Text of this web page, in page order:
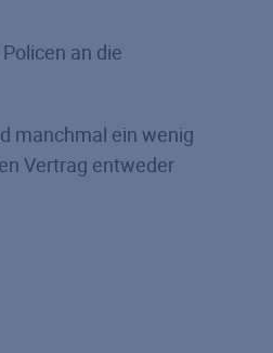
an die
manchmal ein wenig
Vertrag entweder